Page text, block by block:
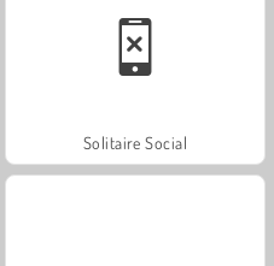
Solitaire Social